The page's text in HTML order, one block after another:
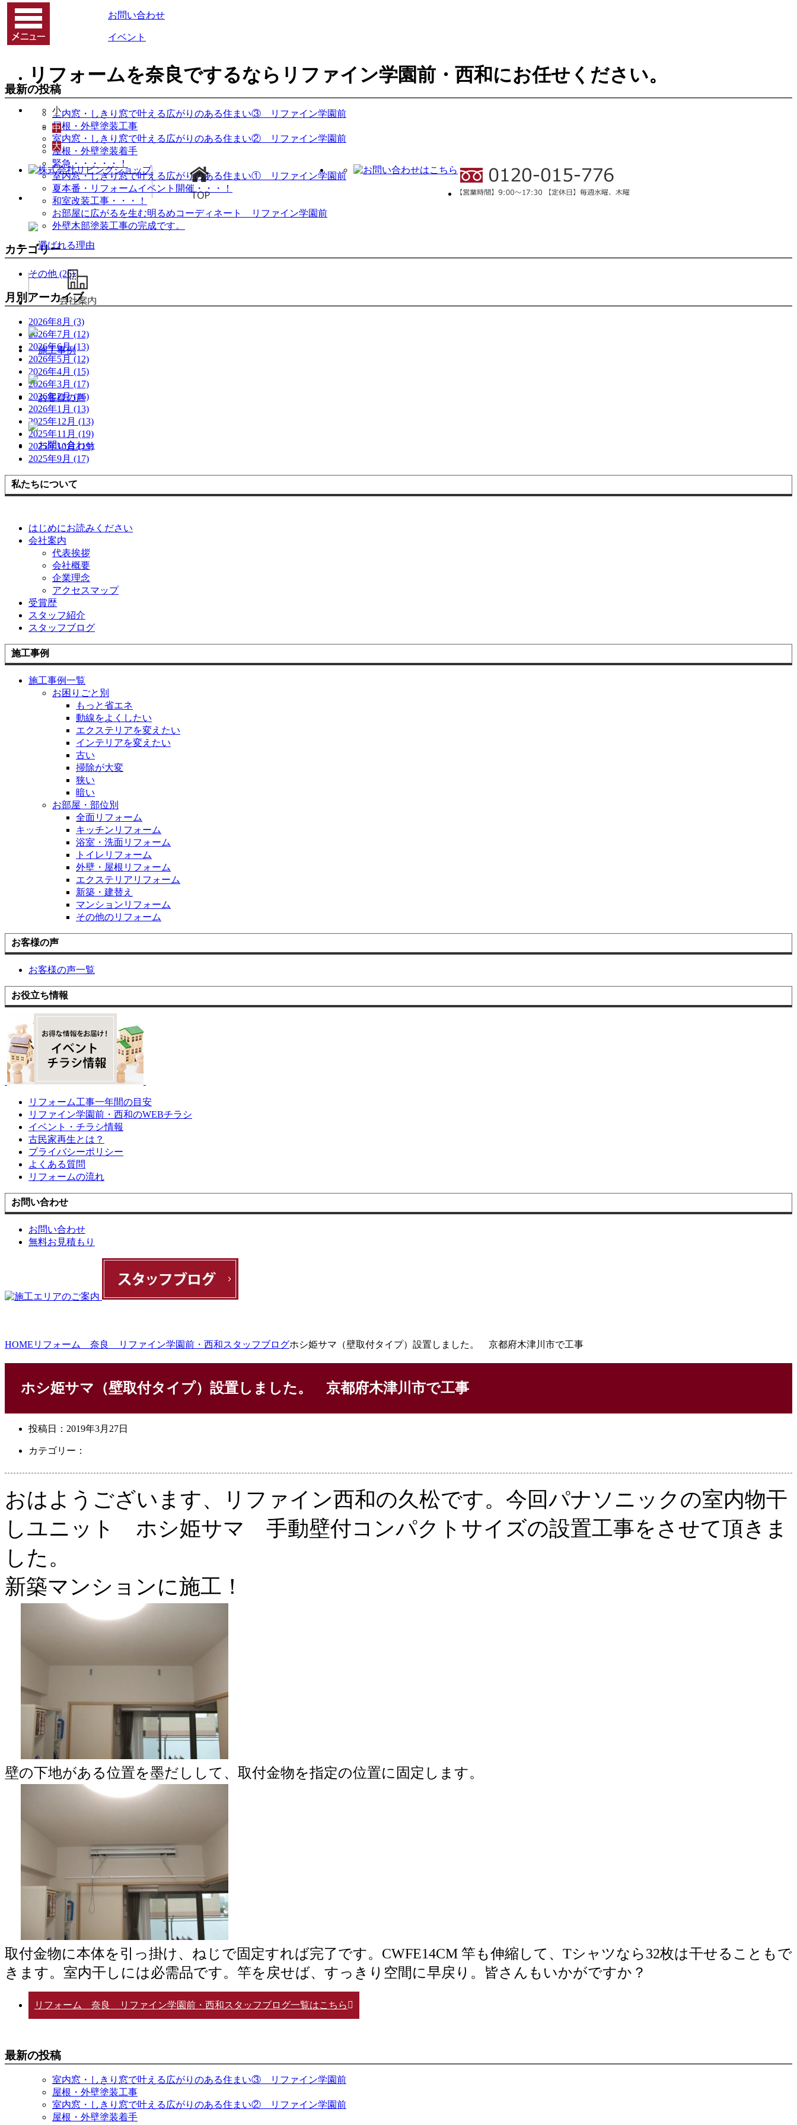
リフォームを奈良でするならリファイン学園前・西和にお任せください。
小
中
大
最新の投稿
室内窓・しきり窓で叶える広がりのある住まい③ リファイン学園前
屋根・外壁塗装工事
室内窓・しきり窓で叶える広がりのある住まい② リファイン学園前
屋根・外壁塗装着手
緊急・・・・・！
室内窓・しきり窓で叶える広がりのある住まい① リファイン学園前
夏本番・リフォームイベント開催・・・！
和室改装工事・・・！
お部屋に広がるを生む明るめコーディネート リファイン学園前
外壁木部塗装工事の完成です。
カテゴリー
その他 (26)
月別アーカイブ
2026年8月 (3)
2026年7月 (12)
2026年6月 (13)
2026年5月 (12)
2026年4月 (15)
2026年3月 (17)
2026年2月 (16)
2026年1月 (13)
2025年12月 (13)
2025年11月 (19)
2025年10月 (19)
2025年9月 (17)
私たちについて
はじめにお読みください
会社案内
代表挨拶
会社概要
企業理念
アクセスマップ
受賞歴
スタッフ紹介
スタッフブログ
施工事例
施工事例一覧
お困りごと別
もっと省エネ
動線をよくしたい
エクステリアを変えたい
インテリアを変えたい
古い
掃除が大変
狭い
暗い
お部屋・部位別
全面リフォーム
キッチンリフォーム
浴室・洗面リフォーム
トイレリフォーム
外壁・屋根リフォーム
エクステリアリフォーム
新築・建替え
マンションリフォーム
その他のリフォーム
お客様の声
お客様の声一覧
お役立ち情報
リフォーム工事一年間の目安
リファイン学園前・西和のWEBチラシ
イベント・チラシ情報
古民家再生とは？
プライバシーポリシー
よくある質問
リフォームの流れ
お問い合わせ
お問い合わせ
無料お見積もり
お問い合わせ
イベント
HOME リフォーム 奈良 リファイン学園前・西和スタッフブログホシ姫サマ（壁取付タイプ）設置しました。 京都府木津川市で工事
ホシ姫サマ（壁取付タイプ）設置しました。 京都府木津川市で工事
投稿日： 2019年3月27日
カテゴリー：
おはようございます、リファイン西和の久松です。今回パナソニックの室内物干
しユニット ホシ姫サマ 手動壁付コンパクトサイズの設置工事をさせて頂きま
した。
新築マンションに施工！
壁の下地がある位置を墨だしして、取付金物を指定の位置に固定します。
取付金物に本体を引っ掛け、ねじで固定すれば完了です。CWFE14CM 竿も伸縮して、Tシャツなら32枚は干せることもで
きます。室内干しには必需品です。竿を戻せば、すっきり空間に早戻り。皆さんもいかがですか？
リフォーム 奈良 リファイン学園前・西和スタッフブログ一覧はこちら
最新の投稿
室内窓・しきり窓で叶える広がりのある住まい③ リファイン学園前
屋根・外壁塗装工事
室内窓・しきり窓で叶える広がりのある住まい② リファイン学園前
屋根・外壁塗装着手